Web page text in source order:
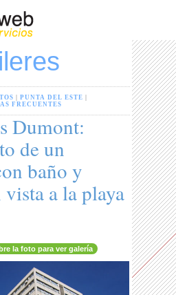
|PUNTA DEL ESTE
FRECUENTES
Dumont:
de un
baño y
a la playa
la foto para ver galería